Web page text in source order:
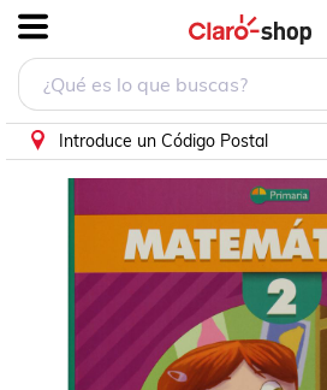
Introduce un Código Postal
Matemáticas 2